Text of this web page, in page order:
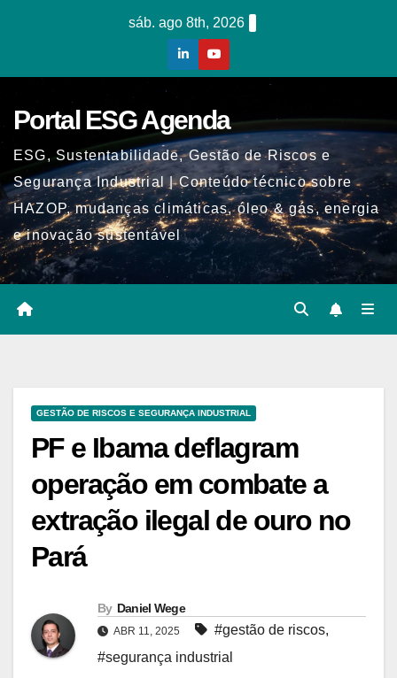
sáb. ago 8th, 2026
Portal ESG Agenda
ESG, Sustentabilidade, Gestão de Riscos e
Segurança Industrial | Conteúdo técnico sobre
HAZOP, mudanças climáticas, óleo & gás, energia
e inovação sustentável
GESTÃO DE RISCOS E SEGURANÇA INDUSTRIAL
PF e Ibama deflagram
operação em combate a
extração ilegal de ouro no
Pará
By Daniel Wege
ABR 11, 2025 #gestão de riscos,
#segurança industrial